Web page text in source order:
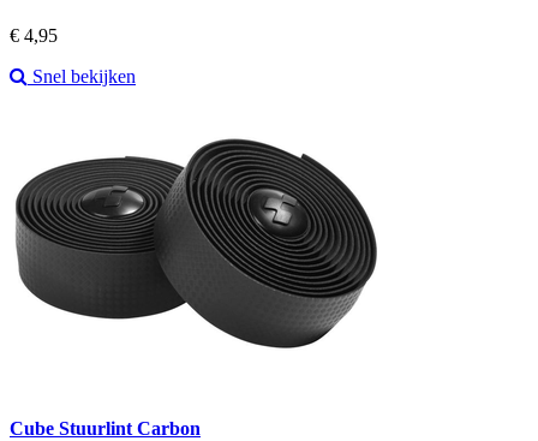
Prijs
€ 4,95
Snel bekijken
Cube Stuurlint Carbon